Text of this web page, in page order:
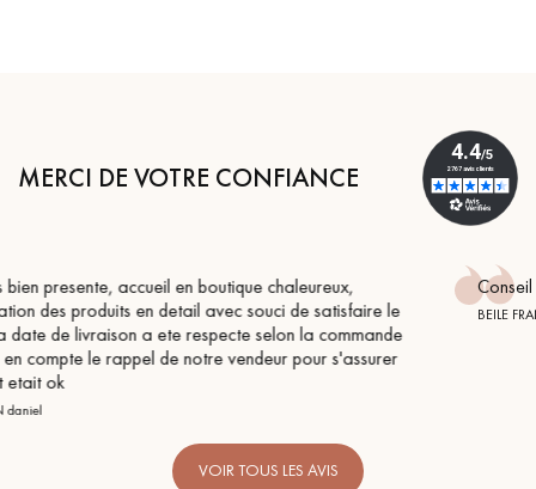
MERCI DE VOTRE CONFIANCE
le
Conseil parfait, échanges fluides. Je recommande
BEILE FRANCK
VOIR TOUS LES AVIS